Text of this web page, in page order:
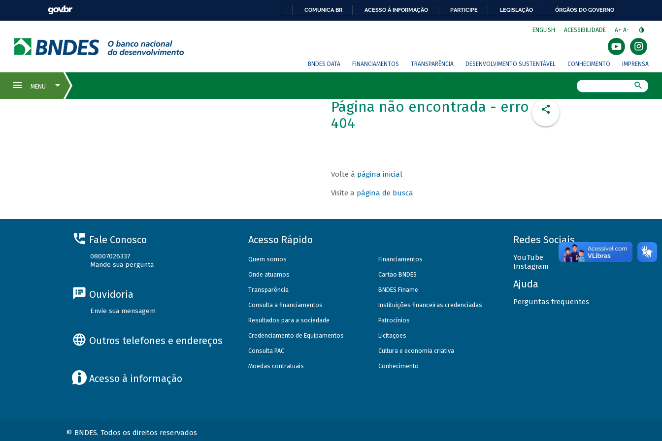
COMUNICA BR ACESSO À INFORMAÇÃO PARTICIPE LEGISLAÇÃO ÓRGÃOS DO GOVERNO
ENGLISH ACESSIBILIDADE A+ A-
BNDES DATA FINANCIAMENTOS TRANSPARÊNCIA DESENVOLVIMENTO SUSTENTÁVEL CONHECIMENTO IMPRENSA
Página não encontrada - erro
404
Volte à página inicial
Visite a página de busca
Fale Conosco
08007026337
Mande sua pergunta
Ouvidoria
Envie sua mensagem
Outros telefones e endereços
Acesso à informação
Acesso Rápido
Quem somos
Onde atuamos
Transparência
Consulta a financiamentos
Resultados para a sociedade
Credenciamento de Equipamentos
Consulta PAC
Moedas contratuais
Financiamentos
Cartão BNDES
BNDES Finame
Instituições financeiras credenciadas
Patrocínios
Licitações
Cultura e economia criativa
Conhecimento
Redes Sociais
YouTube
Instagram
Ajuda
Perguntas frequentes
© BNDES. Todos os direitos reservados